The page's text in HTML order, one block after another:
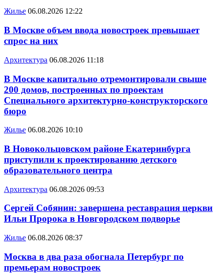
Жилье 06.08.2026 12:22
В Москве объем ввода новостроек превышает
спрос на них
Архитектура 06.08.2026 11:18
В Москве капитально отремонтировали свыше
200 домов, построенных по проектам
Специального архитектурно-конструкторского
бюро
Жилье 06.08.2026 10:10
В Новокольцовском районе Екатеринбурга
приступили к проектированию детского
образовательного центра
Архитектура 06.08.2026 09:53
Сергей Собянин: завершена реставрация церкви
Ильи Пророка в Новгородском подворье
Жилье 06.08.2026 08:37
Москва в два раза обогнала Петербург по
премьерам новостроек